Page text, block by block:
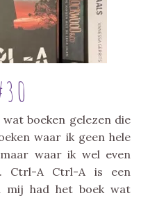
boeken gelezen die
waar ik geen hele
waar ik wel even
Ctrl-A Ctrl-A is een
mij had het boek wat